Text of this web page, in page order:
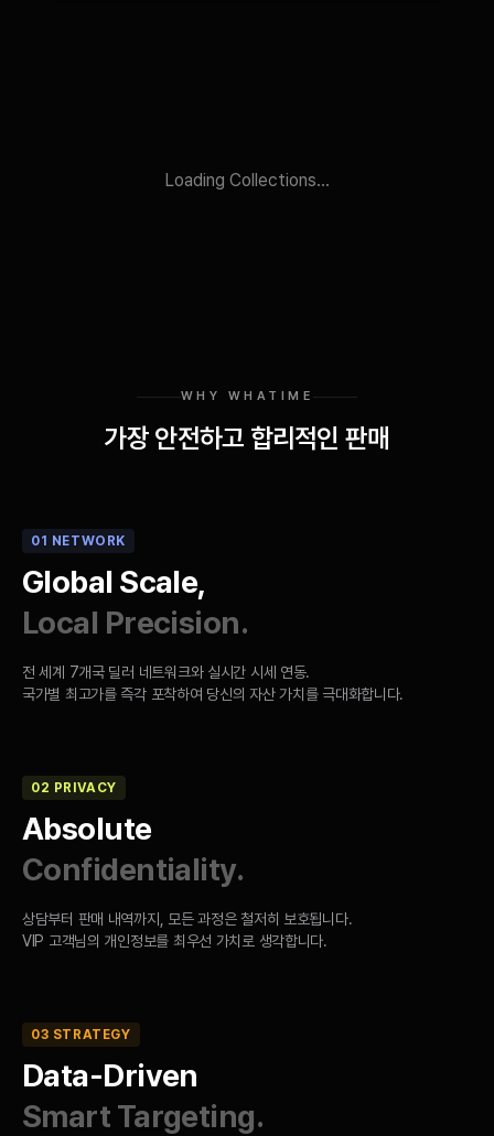
Loading Collections...
WHY WHATIME
가장 안전하고 합리적인 판매
01 NETWORK
Global Scale,
Local Precision.
전 세계 7개국 딜러 네트워크와 실시간 시세 연동.
국가별 최고가를 즉각 포착하여 당신의 자산 가치를 극대화합니다.
02 PRIVACY
Absolute
Confidentiality.
상담부터 판매 내역까지, 모든 과정은 철저히 보호됩니다.
VIP 고객님의 개인정보를 최우선 가치로 생각합니다.
03 STRATEGY
Data-Driven
Smart Targeting.